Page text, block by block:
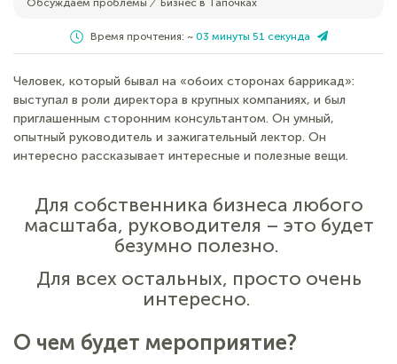
⁄
Время прочтения: ~ 03 минуты 51 секунда
Человек, который бывал на «обоих сторонах баррикад»:
выступал в роли директора в крупных компаниях, и был
приглашенным сторонним консультантом. Он умный,
опытный руководитель и зажигательный лектор. Он
интересно рассказывает интересные и полезные вещи.
Для собственника бизнеса любого
масштаба, руководителя – это будет
безумно полезно.
Для всех остальных, просто очень
интересно.
О чем будет мероприятие?